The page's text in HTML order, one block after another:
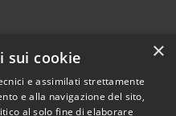
×
sui cookie
e assimilati strettamente
e alla navigazione del sito,
al solo fine di elaborare